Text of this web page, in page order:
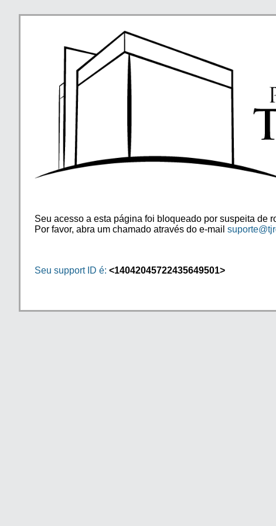
Seu acesso a esta página foi bloqueado por suspeita de
Por favor, abra um chamado através do e-mail
Seu support ID é: <14042045722435649501>